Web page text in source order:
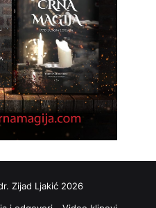
Zijad Ljakić 2026